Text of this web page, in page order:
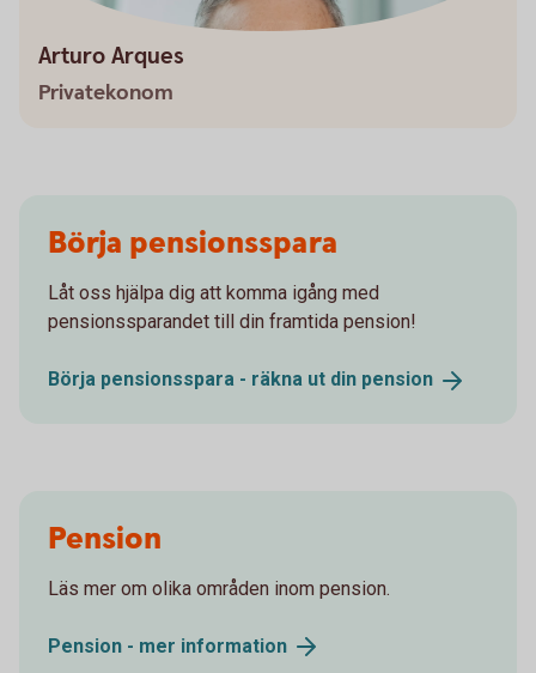
Arturo Arques
Privatekonom
Börja pensionsspara
Låt oss hjälpa dig att komma igång med
pensionssparandet till din framtida pension!
Börja pensionsspara - räkna ut din pension
Pension
Läs mer om olika områden inom pension.
Pension - mer information